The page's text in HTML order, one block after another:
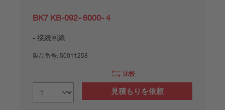
BK7 KB-092- 6000- 4
接続回線
製品番号: 50011258
比較
見積もりを依頼